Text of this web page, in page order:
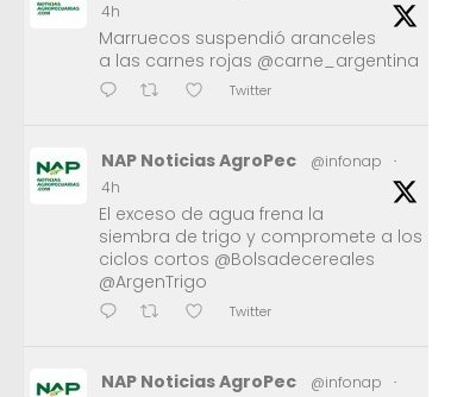
4h
Marruecos suspendió aranceles
a las carnes rojas @carne_argentina
Twitter
NAP Noticias AgroPec @infonap
·
4h
El exceso de agua frena la
siembra de trigo y compromete a los
ciclos cortos @Bolsadecereales
@ArgenTrigo
Twitter
NAP Noticias AgroPec @infonap
·